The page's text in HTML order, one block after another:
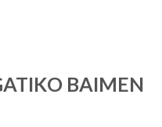
BAIMEN